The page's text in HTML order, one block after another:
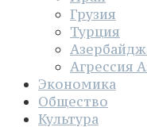
Грузия
Турция
Агрессия
Экономика
Общество
Культура